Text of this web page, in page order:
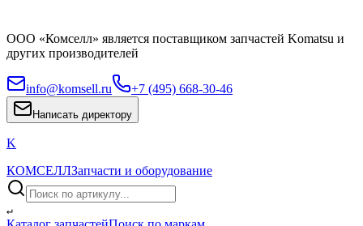
ООО «Комселл» является поставщиком запчастей Komatsu и
других производителей
info@komsell.ru +7 (495) 668-30-46
Написать директору
K
КОМСЕЛЛЗапчасти и оборудование
↵